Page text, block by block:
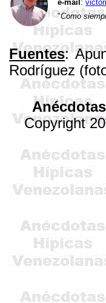
e-mail :
"Como
Fuentes:
Rodríguez
Copyright